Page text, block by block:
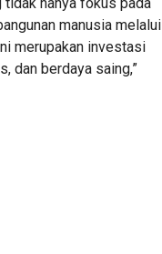
tidak hanya fokus pada
manusia melalui
merupakan investasi
dan berdaya saing,”